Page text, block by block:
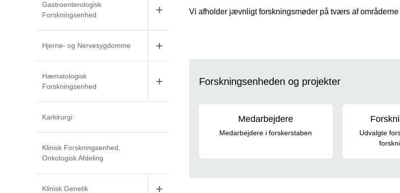
Gastroenterologisk
Forskningsenhed
Hjerne- og Nervesygdomme
Hæmatologisk
Forskningsenhed
Karkirurgi
Klinisk Forskningsenhed,
Onkologisk Afdeling
Klinisk Genetik
Vi afholder jævnligt forskningsmøder på tværs af
Forskningsenheden og projekter
Medarbejdere
Medarbejdere i forskerstaben
Udvalgte